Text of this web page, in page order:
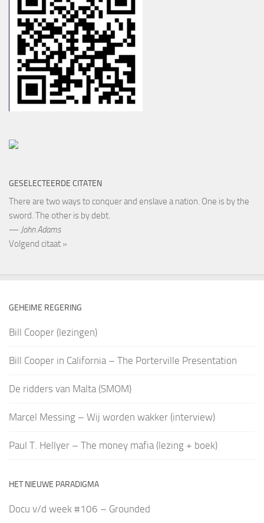
GESELECTEERDE CITATEN
There are two ways to conquer and enslave a nation. One is by the
sword. The other is by debt.
— John Adams
Volgend citaat »
GEHEIME REGERING
Bill Cooper (lezingen)
Bill Cooper in California – The Porterville Presentation
De ridders van Malta (SMOM)
Marcel Messing – Wij worden wakker (interview)
Paul T. Hellyer – The money mafia (lezing + boek)
HET NIEUWE PARADIGMA
Docu v/d week #106 – Grounded